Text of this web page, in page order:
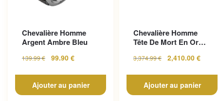
Chevalière Homme
Argent Ambre Bleu
139.99€ 99.90 €
Ajouter au panier
Chevalière Homme
Tête De Mort En Or
Gothique...
3,374.99€ 2,410.00 €
Ajouter au panier